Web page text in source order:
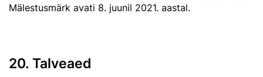
Mälestusmärk avati 8. juunil 2021. aastal.
20. Talveaed